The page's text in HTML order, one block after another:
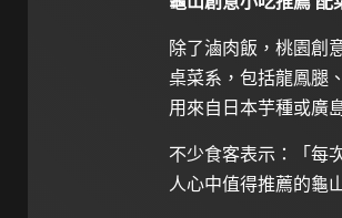
除了滷肉飯，桃園創
桌菜系，包括龍鳳腿
用來自日本芋種或廣
不少食客表示：「每
人心中值得推薦的龜